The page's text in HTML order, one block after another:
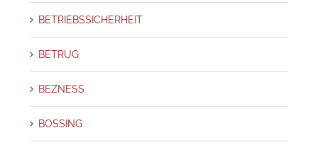
BETRIEBSSICHERHEIT
BETRUG
BEZNESS
BOSSING